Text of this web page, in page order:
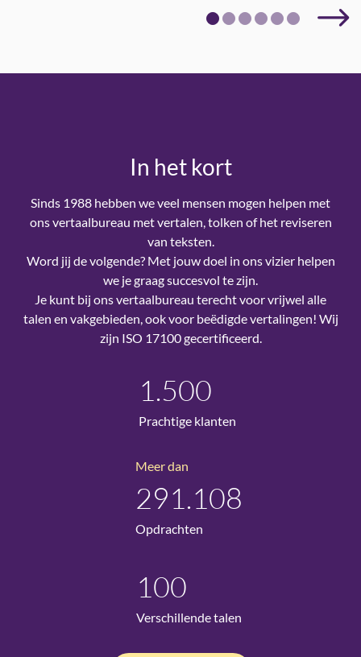
In het kort
Sinds 1988 hebben we veel mensen mogen helpen met
ons vertaalbureau met vertalen, tolken of het reviseren
van teksten.
Word jij de volgende? Met jouw doel in ons vizier helpen
we je graag succesvol te zijn.
Je kunt bij ons vertaalbureau terecht voor vrijwel alle
talen en vakgebieden, ook voor beëdigde vertalingen! Wij
zijn ISO 17100 gecertificeerd.
1.500
Prachtige klanten
Meer dan
291.108
Opdrachten
100
Verschillende talen